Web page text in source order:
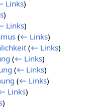
Links)
)
Links)
(← Links)
(← Links)
(← Links)
(← Links)
(← Links)
Links)
)